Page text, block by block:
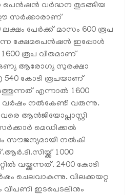
വർദ്ധന തുടങ്ങിയ
ഈ സർക്കാരാണ്
ലക്ഷം പേർക്ക് മാസം 600 രൂപ
ക്ഷേമപെൻഷൻ ഇപ്പോൾ
1600 രൂപ വീതമാണ്
ആരോഗ്യ സുരക്ഷാ
540 കോടി രൂപയാണ്
എന്നാൽ 1600
നൽകേണ്ടി വരുന്നു.
ആൻജിയോപ്ലാസ്റ്റി
മെഡിക്കൽ
സൗജന്യമായി നൽകി
1000
വയ്ക്കുന്നത്. 2400 കോടി
ചെലവാകുന്നു. വിലക്കയറ്റ
വിപണി ഇടപെടലിനും